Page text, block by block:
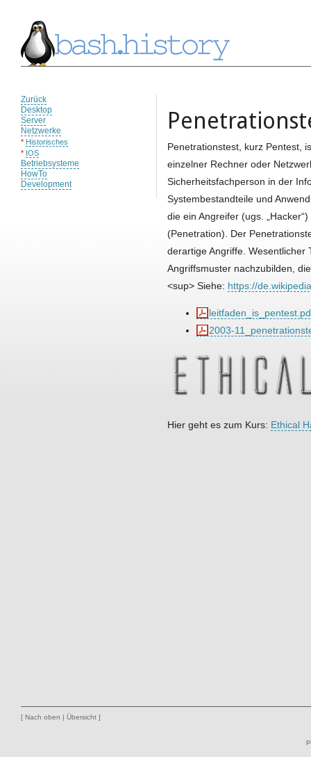
Zurück
Desktop
Server
Netzwerke
* Historisches
* IOS
Betriebsysteme
HowTo
Development
Penetrationstest, kurz Pentest,
einzelner Rechner oder
Sicherheitsfachperson in der
Systembestandteile und
die ein Angreifer (ugs.
(Penetration). Der
derartige Angriffe. Wesentlicher
Angriffsmuster nachzubilden,
<sup> Siehe: https://
2003-
Hier geht es zum Kurs: Ethical
[ Nach oben | Übersicht ]